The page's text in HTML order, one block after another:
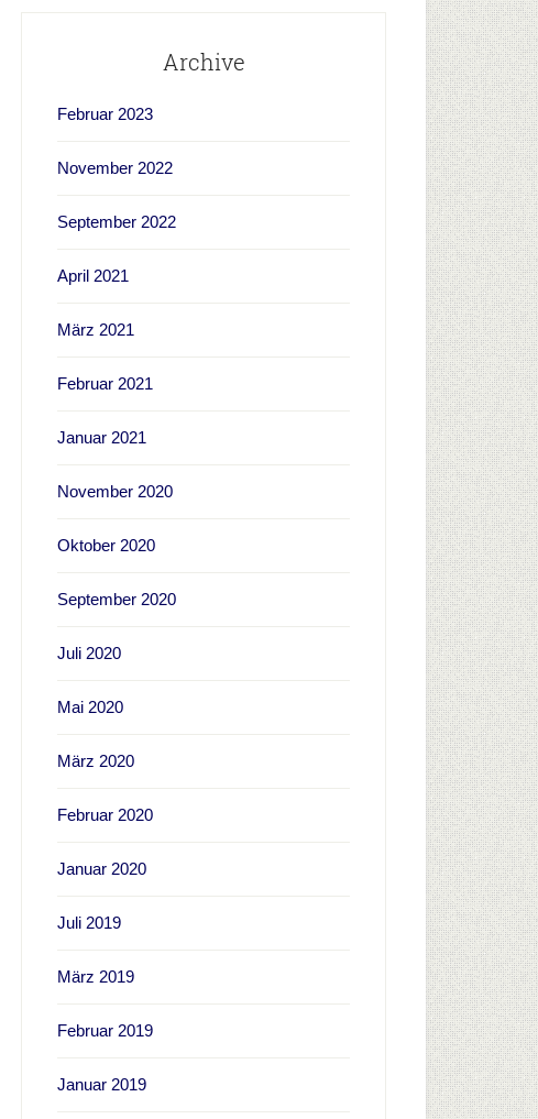
Archive
Februar 2023
November 2022
September 2022
April 2021
März 2021
Februar 2021
Januar 2021
November 2020
Oktober 2020
September 2020
Juli 2020
Mai 2020
März 2020
Februar 2020
Januar 2020
Juli 2019
März 2019
Februar 2019
Januar 2019